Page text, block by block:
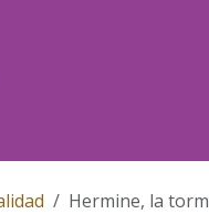
Hermine, la